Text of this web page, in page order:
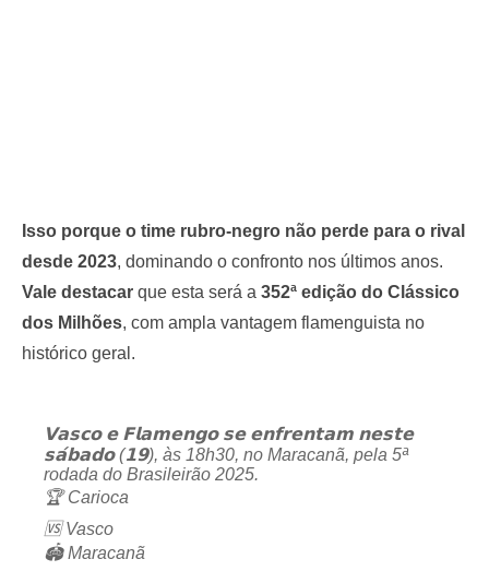
Isso porque o time rubro-negro não perde para o rival
desde 2023, dominando o confronto nos últimos anos.
Vale destacar que esta será a 352ª edição do Clássico
dos Milhões, com ampla vantagem flamenguista no
histórico geral.
𝗩𝗮𝘀𝗰𝗼 𝗲 𝗙𝗹𝗮𝗺𝗲𝗻𝗴𝗼 𝘀𝗲 𝗲𝗻𝗳𝗿𝗲𝗻𝘁𝗮𝗺 𝗻𝗲𝘀𝘁𝗲
𝘀𝗮́𝗯𝗮𝗱𝗼 (𝟭𝟵), às 18h30, no Maracanã, pela 5ª
rodada do Brasileirão 2025.
🏆 Carioca
🆚 Vasco
🏟 Maracanã